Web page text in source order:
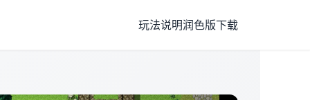
玩法说明润色版下载